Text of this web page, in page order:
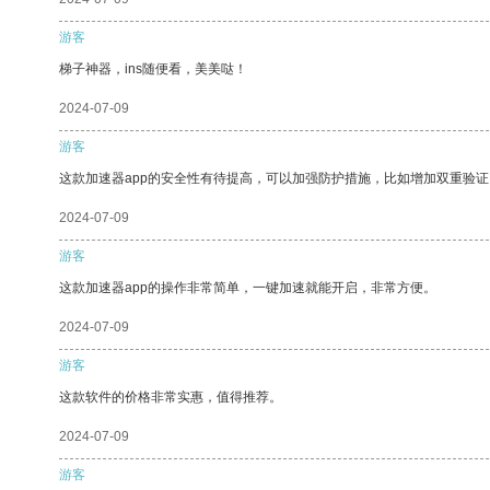
游客
梯子神器，ins随便看，美美哒！
2024-07-09
游客
这款加速器app的安全性有待提高，可以加强防护措施，比如增加双重验
2024-07-09
游客
这款加速器app的操作非常简单，一键加速就能开启，非常方便。
2024-07-09
游客
这款软件的价格非常实惠，值得推荐。
2024-07-09
游客